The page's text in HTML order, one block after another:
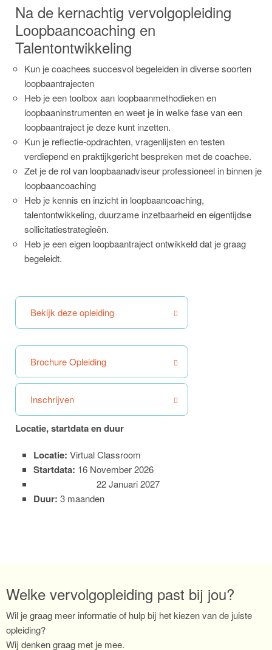
Na de kernachtig vervolgopleiding
Loopbaancoaching en
Talentontwikkeling
Kun je coachees succesvol begeleiden in diverse soorten
loopbaantrajecten
Heb je een toolbox aan loopbaanmethodieken en
loopbaaninstrumenten en weet je in welke fase van een
loopbaantraject je deze kunt inzetten.
Kun je reflectie-opdrachten, vragenlijsten en testen
verdiepend en praktijkgericht bespreken met de coachee.
Zet je de rol van loopbaanadviseur professioneel in binnen je
loopbaancoaching
Heb je kennis en inzicht in loopbaancoaching,
talentontwikkeling, duurzame inzetbaarheid en eigentijdse
sollicitatiestrategieën.
Heb je een eigen loopbaantraject ontwikkeld dat je graag
begeleidt.
Bekijk deze opleiding
Brochure Opleiding
Inschrijven
Locatie, startdata en duur
Locatie: Virtual Classroom
Startdata: 16 November 2026
22 Januari 2027
Duur: 3 maanden
Welke vervolgopleiding past bij jou?
Wil je graag meer informatie of hulp bij het kiezen van de juiste
opleiding?
Wij denken graag met je mee.